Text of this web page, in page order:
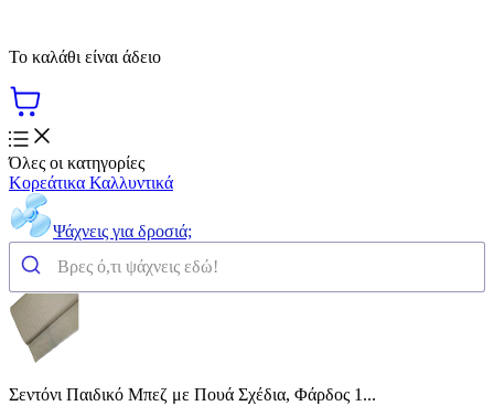
Το καλάθι είναι άδειο
Όλες οι κατηγορίες
Κορεάτικα Καλλυντικά
Ψάχνεις για δροσιά;
Σεντόνι Παιδικό Μπεζ με Πουά Σχέδια, Φάρδος 1...